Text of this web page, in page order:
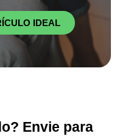
IDEAL
Envie para